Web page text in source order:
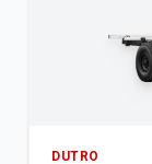
DUTRO